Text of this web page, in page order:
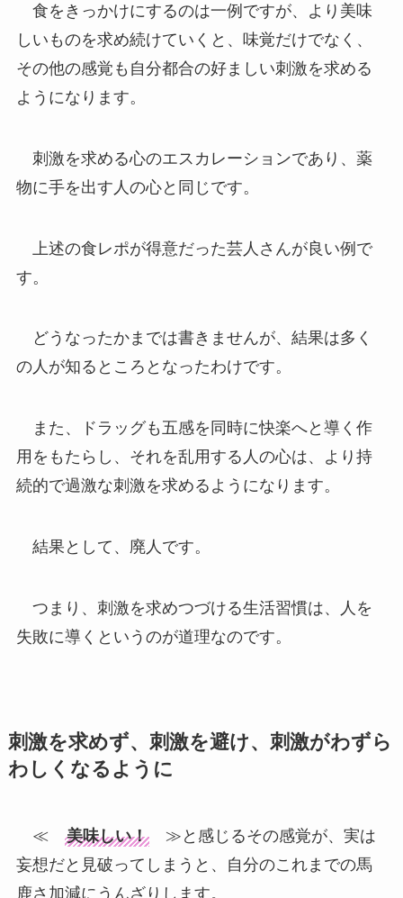
食をきっかけにするのは一例ですが、より美味
しいものを求め続けていくと、味覚だけでなく、
その他の感覚も自分都合の好ましい刺激を求める
ようになります。
刺激を求める心のエスカレーションであり、薬
物に手を出す人の心と同じです。
上述の食レポが得意だった芸人さんが良い例で
す。
どうなったかまでは書きませんが、結果は多く
の人が知るところとなったわけです。
また、ドラッグも五感を同時に快楽へと導く作
用をもたらし、それを乱用する人の心は、より持
続的で過激な刺激を求めるようになります。
結果として、廃人です。
つまり、刺激を求めつづける生活習慣は、人を
失敗に導くというのが道理なのです。
刺激を求めず、刺激を避け、刺激がわずら
わしくなるように
≪ 美味しい！≫と感じるその感覚が、実は
妄想だと見破ってしまうと、自分のこれまでの馬
鹿さ加減にうんざりします。